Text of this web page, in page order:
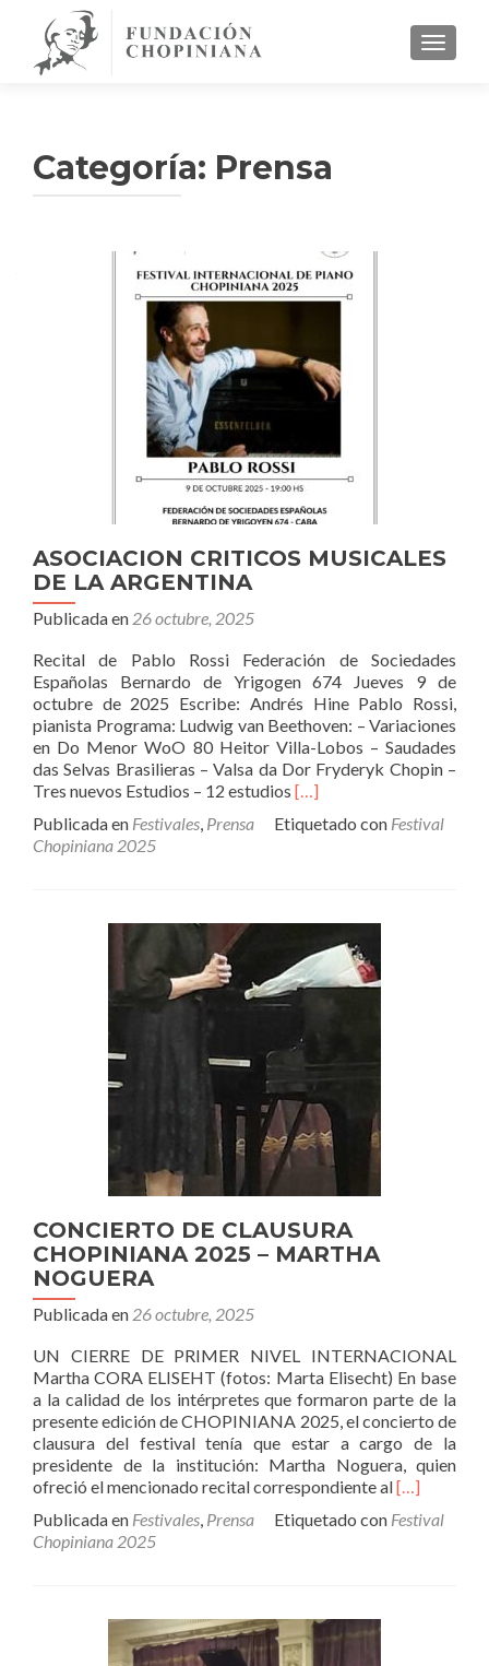
Categoría: Prensa
ASOCIACION CRITICOS MUSICALES
DE LA ARGENTINA
Publicada en 26 octubre, 2025
Recital de Pablo Rossi Federación de Sociedades
Españolas Bernardo de Yrigogen 674 Jueves 9 de
octubre de 2025 Escribe: Andrés Hine Pablo Rossi,
pianista Programa: Ludwig van Beethoven: – Variaciones
en Do Menor WoO 80 Heitor Villa-Lobos – Saudades
das Selvas Brasilieras – Valsa da Dor Fryderyk Chopin –
Tres nuevos Estudios – 12 estudios Leer
CRITICOS
ARGENTINA
[…]
Publicada en Festivales, Prensa Etiquetado con Festival
Chopiniana 2025
CONCIERTO DE CLAUSURA
CHOPINIANA 2025 – MARTHA
NOGUERA
Publicada en 26 octubre, 2025
UN CIERRE DE PRIMER NIVEL INTERNACIONAL
Martha CORA ELISEHT (fotos: Marta Elisecht) En base
a la calidad de los intérpretes que formaron parte de la
presente edición de CHOPINIANA 2025, el concierto de
clausura del festival tenía que estar a cargo de la
presidente de la institución: Martha Noguera, quien
ofreció el mencionado recital correspondiente alLeer
DE
[…]
Publicada en Festivales, Prensa Etiquetado con Festival
Chopiniana 2025